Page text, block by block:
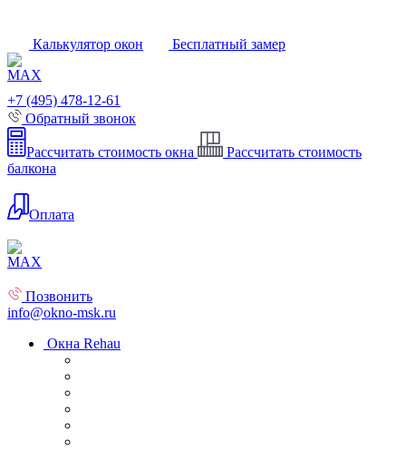
Калькулятор окон Бесплатный замер
+7 (495) 478-12-61
Обратный звонок
Рассчитать стоимость окна
Рассчитать стоимость
балкона
Оплата
Позвонить
info@okno-msk.ru
Окна Rehau